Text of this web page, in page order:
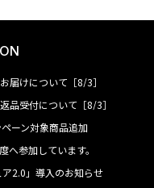
届けについて［8/3］
品受付について［8/3］
ペーン対象商品追加
へ参加しています。
2.0」導入のお知らせ